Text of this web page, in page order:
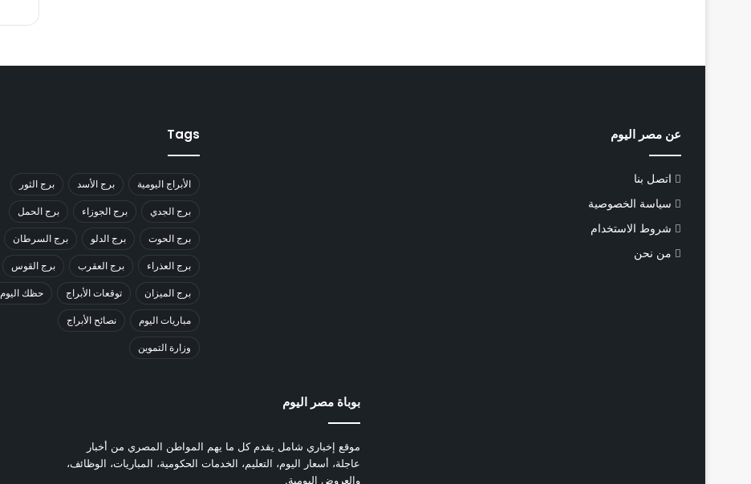
عن مصر اليوم
اتصل بنا
سياسة الخصوصية
شروط الاستخدام
من نحن
Tags
الأبراج اليومية برج الأسد برج الثور
برج الجدي برج الجوزاء برج الحمل
برج الحوت برج الدلو برج السرطان
برج العذراء برج العقرب برج القوس
برج الميزان توقعات الأبراج حظك اليوم
مباريات اليوم نصائح الأبراج
وزارة التموين
بوباة مصر اليوم
موقع إخباري شامل يقدم كل ما يهم المواطن المصري من أخبار
عاجلة، أسعار اليوم، التعليم، الخدمات الحكومية، المباريات، الوظائف،
والعروض اليومية.